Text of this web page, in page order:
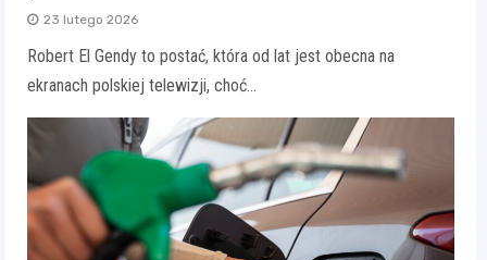
23 lutego 2026
Robert El Gendy to postać, która od lat jest obecna na
ekranach polskiej telewizji, choć…